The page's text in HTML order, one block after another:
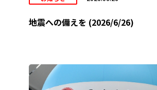
地震への備えを (2026/6/26)